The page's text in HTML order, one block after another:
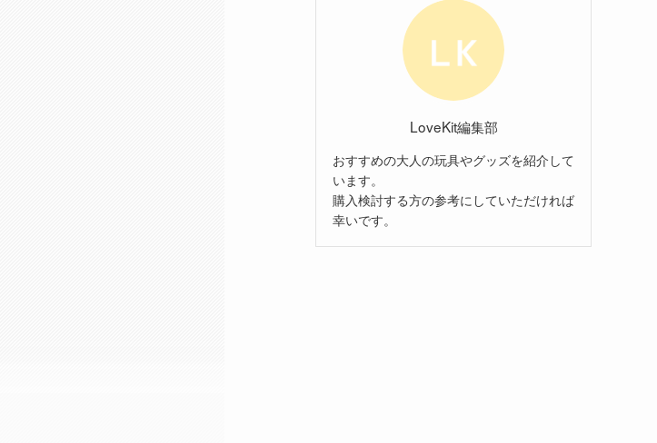
LoveKit編集部
おすすめの大人の玩具やグッズを紹介して
います。
購入検討する方の参考にしていただければ
幸いです。